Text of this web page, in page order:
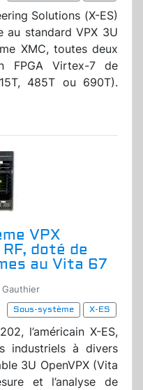
Solutions (X-ES)
au standard VPX 3U
XMC, toutes deux
FPGA Virtex-7 de
485T ou 690T).
VPX
doté de
au Vita 67
Gauthier
Sous-système
X-ES
l’américain X-ES,
industriels à divers
3U OpenVPX (Vita
et l’analyse de